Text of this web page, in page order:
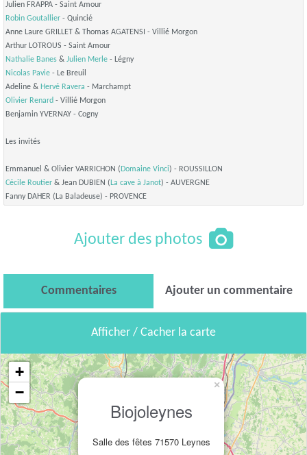
Julien FRAPPA - Saint Amour
Robin Goutallier - Quincié
Anne Laure GRILLET & Thomas AGATENSI - Villié Morgon
Arthur LOTROUS - Saint Amour
Nathalie Banes & Julien Merle - Légny
Nicolas Pavie - Le Breuil
Adeline & Hervé Ravera - Marchampt
Olivier Renard - Villié Morgon
Benjamin YVERNAY - Cogny
Les invités
Emmanuel & Olivier VARRICHON ( Domaine Vinci) - ROUSSILLON
Cécile Routier & Jean DUBIEN ( La cave à Janot) - AUVERGNE
Fanny DAHER (La Baladeuse) - PROVENCE
Ajouter des photos
Commentaires Ajouter un commentaire
Afficher / Cacher la carte
Biojoleynes
Salle des fêtes 71570 Leynes
×
+
−